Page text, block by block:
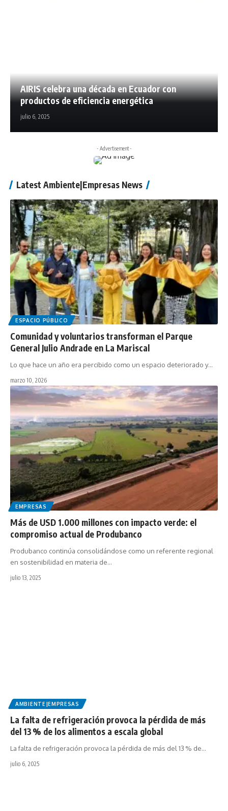
AIRIS celebra una década en Ecuador con
productos de eficiencia energética
julio 6, 2025
- Advertisement -
Latest Ambiente|Empresas News
ESPACIO PÚBLICO
Comunidad y voluntarios transforman el Parque
General Julio Andrade en La Mariscal
Lo que hace un año era percibido como un espacio deteriorado y…
marzo 10, 2026
EMPRESAS
Más de USD 1.000 millones con impacto verde: el
compromiso actual de Produbanco
Produbanco continúa consolidándose como un referente regional
en sostenibilidad en materia de…
julio 13, 2025
AMBIENTE|EMPRESAS
La falta de refrigeración provoca la pérdida de más
del 13 % de los alimentos a escala global
La falta de refrigeración provoca la pérdida de más del 13 % de…
julio 6, 2025